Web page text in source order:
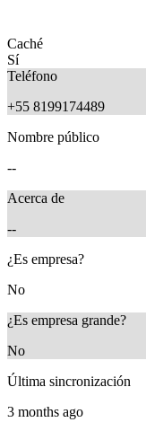
Caché
Sí
Teléfono
+55 8199174489
Nombre público
--
Acerca de
--
¿Es empresa?
No
¿Es empresa grande?
No
Última sincronización
3 months ago